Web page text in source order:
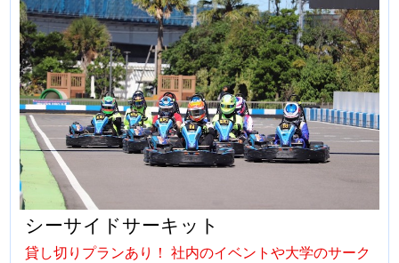
シーサイドサーキット
貸し切りプランあり！ 社内のイベントや大学のサーク